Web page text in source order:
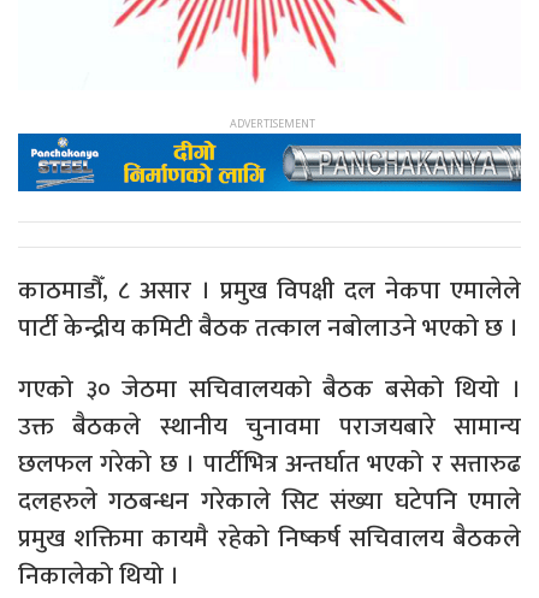
काठमाडौँ, ८ असार । प्रमुख विपक्षी दल नेकपा एमालेले
पार्टी केन्द्रीय कमिटी बैठक तत्काल नबोलाउने भएको छ ।
गएको ३० जेठमा सचिवालयको बैठक बसेको थियो ।
उक्त बैठकले स्थानीय चुनावमा पराजयबारे सामान्य
छलफल गरेको छ । पार्टीभित्र अन्तर्घात भएको र सत्तारुढ
दलहरुले गठबन्धन गरेकाले सिट संख्या घटेपनि एमाले
प्रमुख शक्तिमा कायमै रहेको निष्कर्ष सचिवालय बैठकले
निकालेको थियो ।